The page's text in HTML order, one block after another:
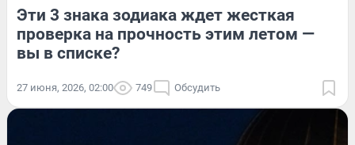
Эти 3 знака зодиака ждет жесткая
проверка на прочность этим летом —
вы в списке?
27 июня, 2026, 02:00 749 Обсудить